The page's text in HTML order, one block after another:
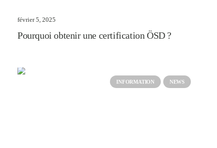
février 5, 2025
Pourquoi obtenir une certification ÖSD ?
INFORMATION NEWS